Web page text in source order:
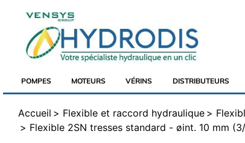
POMPES MOTEURS VÉRINS DISTRIBUTEURS
Accueil Flexible et raccord hydraulique
Flexible 2SN tresses standard - øint. 10 mm